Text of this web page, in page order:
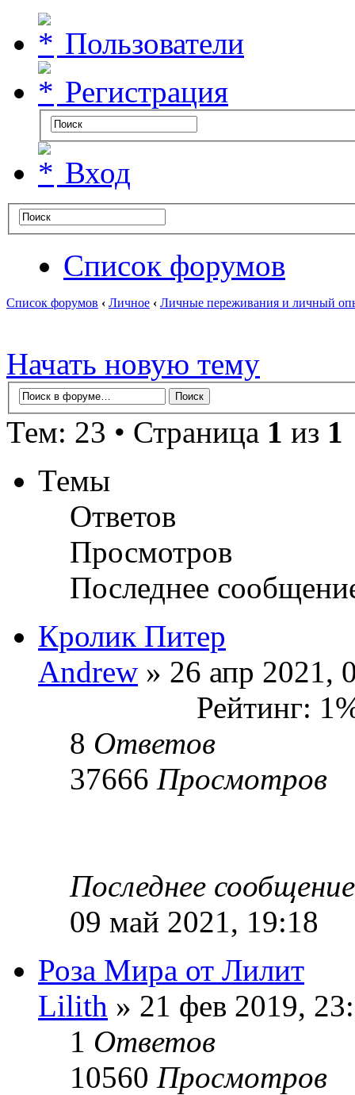
Пользователи
Регистрация
Вход
Список форумов
Список форумов ‹ Личное ‹ Личные переживания и личный
Начать новую тему
Тем: 23 • Страница 1 из 1
Темы
Ответов
Просмотров
Последнее
Кролик Питер
Andrew » 26 апр 2021,
Рейтинг:
8 Ответов
37666 Просмотров
Последнее
09 май 2021, 19:18
Роза Мира от Лилит
Lilith » 21 фев 2019,
1 Ответов
10560 Просмотров